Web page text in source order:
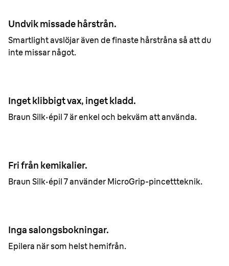
Undvik missade hårstrån.
Smartlight avslöjar även de finaste hårstråna så att du
inte missar något.
Inget klibbigt vax, inget kladd.
Braun Silk·épil 7 är enkel och bekväm att använda.
Fri från kemikalier.
Braun Silk·épil 7 använder MicroGrip-pincettteknik.
Inga salongsbokningar.
Epilera när som helst hemifrån.